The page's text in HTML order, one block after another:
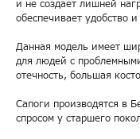
и не создает лишней
обеспечивает удобство
Данная модель имеет
для людей с
отечность, большая
Сапоги производятся в
спросом у старшего